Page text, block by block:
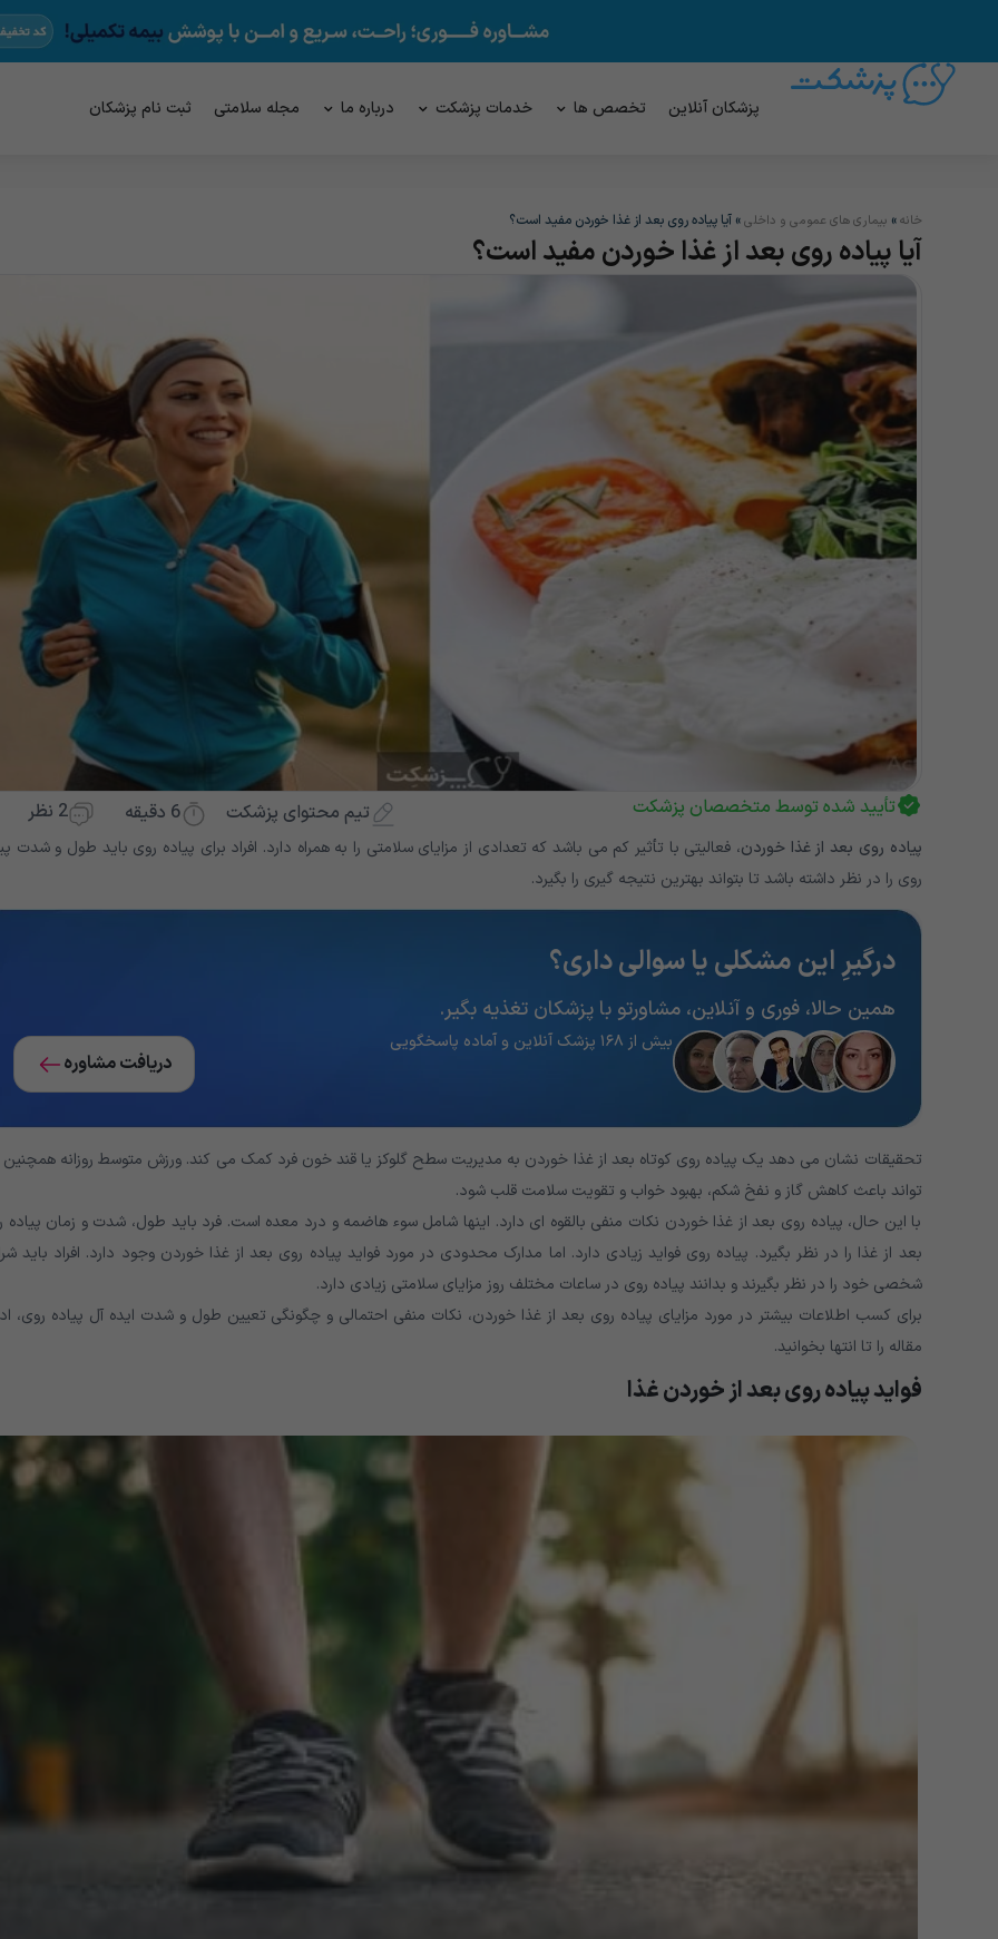
پزشکان آنلاین تخصص ها خدمات پزشکت درباره ما مجله سلامتی ثبت نام پزشکان
خانه» بیماری های عمومی و داخلی»آیا پیاده روی بعد از غذا خوردن مفید است؟
آیا پیاده روی بعد از غذا خوردن مفید است؟
تأیید شده توسط متخصصان پزشکت تیم محتوای پزشکت 6 دقیقه 2 نظر
پیاده روی بعد از غذا خوردن، فعالیتی با تأثیر کم می باشد که تعدادی از مزایای سلامتی را به همراه دارد. افراد برای پیاده روی باید طول و شدت
روی را در نظر داشته باشد تا بتواند بهترین نتیجه گیری را بگیرد.
درگیرِ این مشکلی یا سوالی داری؟
همین حالا، فوری و آنلاین، مشاورتو با پزشکان تغذیه‌ بگیر.
بیش از ۱۶۸ پزشک آنلاین و آماده پاسخگویی
دریافت مشاوره
تحقیقات نشان می دهد یک پیاده روی کوتاه بعد از غذا خوردن به مدیریت سطح گلوکز یا قند خون فرد کمک می کند. ورزش متوسط روزانه
تواند باعث کاهش گاز و نفخ شکم، بهبود خواب و تقویت سلامت قلب شود.
با این حال، پیاده روی بعد از غذا خوردن نکات منفی بالقوه ای دارد. اینها شامل سوء هاضمه و درد معده است. فرد باید طول، شدت و زمان پیاده
بعد از غذا را در نظر بگیرد. پیاده روی فواید زیادی دارد. اما مدارک محدودی در مورد فواید پیاده روی بعد از غذا خوردن وجود دارد. افراد باید
شخصی خود را در نظر بگیرند و بدانند پیاده روی در ساعات مختلف روز مزایای سلامتی زیادی دارد.
برای کسب اطلاعات بیشتر در مورد مزایای پیاده روی بعد از غذا خوردن، نکات منفی احتمالی و چگونگی تعیین طول و شدت ایده آل پیاده روی،
مقاله را تا انتها بخوانید.
فواید پیاده روی بعد از خوردن غذا